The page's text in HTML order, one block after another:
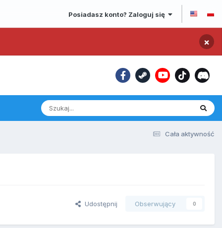
Posiadasz konto? Zaloguj się
×
Cała aktywność
Udostępnij Obserwujący 0